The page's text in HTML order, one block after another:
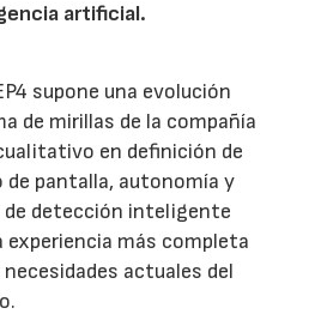
artificial.
supone una evolución
de mirillas de la compañía
en definición de
de pantalla, autonomía y
detección inteligente
experiencia más completa
actuales del